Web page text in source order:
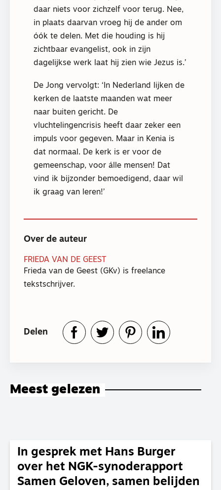
daar niets voor zichzelf voor terug. Nee,
in plaats daarvan vroeg hij de ander om
óók te delen. Met die houding is hij
zichtbaar evangelist, ook in zijn
dagelijkse werk laat hij zien wie Jezus is.’
De Jong vervolgt: ‘In Nederland lijken de
kerken de laatste maanden wat meer
naar buiten gericht. De
vluchtelingencrisis heeft daar zeker een
impuls voor gegeven. Maar in Kenia is
dat normaal. De kerk is er voor de
gemeenschap, voor álle mensen! Dat
vind ik bijzonder bemoedigend, daar wil
ik graag van leren!’
Over de auteur
FRIEDA VAN DE GEEST
Frieda van de Geest (GKv) is freelance
tekstschrijver.
Delen
Meest gelezen
In gesprek met Hans Burger
over het NGK-synoderapport
Samen Geloven, samen belijden